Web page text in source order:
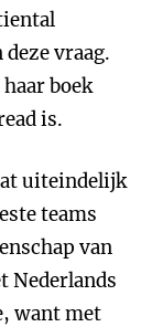
vraag.
boek
is.
uiteindelijk
teams
van
Nederlands
want met